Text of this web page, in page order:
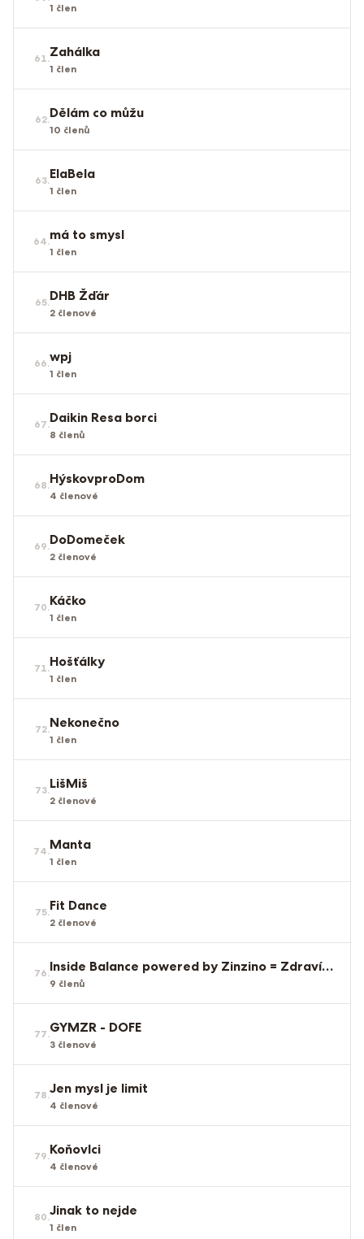
1 člen
61.Zahálka
1 člen
62.Dělám co můžu
10 členů
63.ElaBela
1 člen
64.má to smysl
1 člen
65.DHB Žďár
2 členové
66.wpj
1 člen
67.Daikin Resa borci
8 členů
68.HýskovproDom
4 členové
69.DoDomeček
2 členové
70.Káčko
1 člen
71.Hošťálky
1 člen
72.Nekonečno
1 člen
73.LišMiš
2 členové
74.Manta
1 člen
75.Fit Dance
2 členové
76. Inside Balance powered by Zinzino = Zdraví zevnitř
9 členů
77.GYMZR - DOFE
3 členové
78.Jen mysl je limit
4 členové
79.Koňovlci
4 členové
80.Jinak to nejde
1 člen